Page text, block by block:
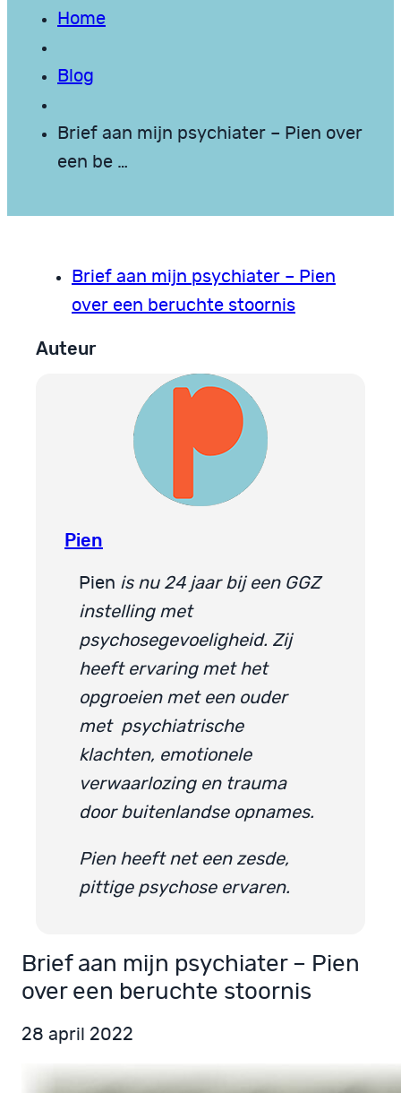
Home
Blog
Brief aan mijn psychiater – Pien over
een be …
Brief aan mijn psychiater – Pien
over een beruchte stoornis
Auteur
Pien
Pien is nu 24 jaar bij een GGZ
instelling met
psychosegevoeligheid. Zij
heeft ervaring met het
opgroeien met een ouder
met psychiatrische
klachten, emotionele
verwaarlozing en trauma
door buitenlandse opnames.
Pien heeft net een zesde,
pittige psychose ervaren.
Brief aan mijn psychiater – Pien
over een beruchte stoornis
28 april 2022